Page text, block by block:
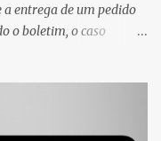
entrega de um pedido
o boletim, o caso
policial, a vítima relatou